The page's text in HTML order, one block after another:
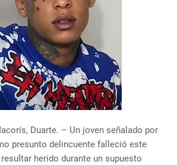
Duarte. – Un joven señalado por
presunto delincuente falleció este
herido durante un supuesto